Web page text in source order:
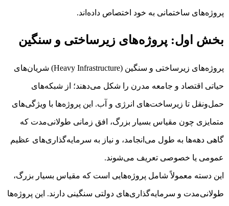
پروژه‌های ساختمانی به خود اختصاص داده‌اند.
بخش اول: پروژه‌های زیرساختی و سنگین
پروژه‌های زیرساختی و سنگین (Heavy Infrastructure) شریان‌های
حیاتی اقتصاد و جامعه مدرن را شکل می‌دهند؛ از شبکه‌های
حمل‌ونقل تا زیرساخت‌های انرژی و آب. این پروژه‌ها با ویژگی‌های
متمایزی چون مقیاس بسیار بزرگ، افق زمانی طولانی‌مدت که
گاهی دهه‌ها به طول می‌انجامد، و نیاز به سرمایه‌گذاری‌های عظیم
عمومی یا خصوصی تعریف می‌شوند.
این دسته معمولاً شامل پروژه‌هایی است که مقیاس بسیار بزرگ،
طولانی‌مدت و سرمایه‌گذاری‌های دولتی سنگینی دارند. این پروژه‌ها